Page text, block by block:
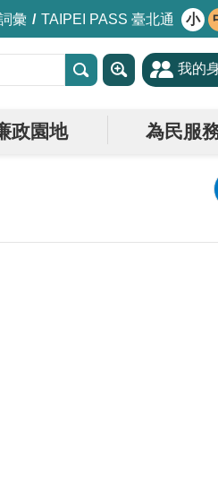
彙 TAIPEI PASS 臺北通 小
我的
政園地 為民服